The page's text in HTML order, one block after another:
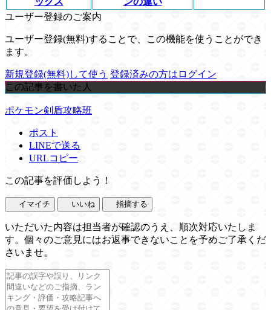
ユーザー登録のご案内
ユーザー登録(無料)することで、この機能を使うことができ
ます。
新規登録(無料)して使う 登録済みの方はログイン
この記事を書いた人
ポケモン剣盾攻略班
ポスト
LINEで送る
URLコピー
この記事を評価しよう！
イマイチ いいね 指摘する
いただいた内容は担当者が確認のうえ、順次対応いたしま
す。個々のご意見にはお返事できないことを予めご了承くだ
さいませ。